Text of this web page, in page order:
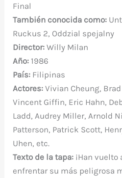
o
k
p
Final
También conocida como:
Ruckus 2, Oddzial spejalny
Director: Willy Milan
Año: 1986
País: Filipinas
Actores: Vivian Cheung,
Vincent Giffin, Eric Hahn,
Ladd, Audrey Miller, Arnold
Patterson, Patrick Scott,
Uhen, etc.
Texto de la tapa: ¡Han vuelto
enfrentar su más peligrosa